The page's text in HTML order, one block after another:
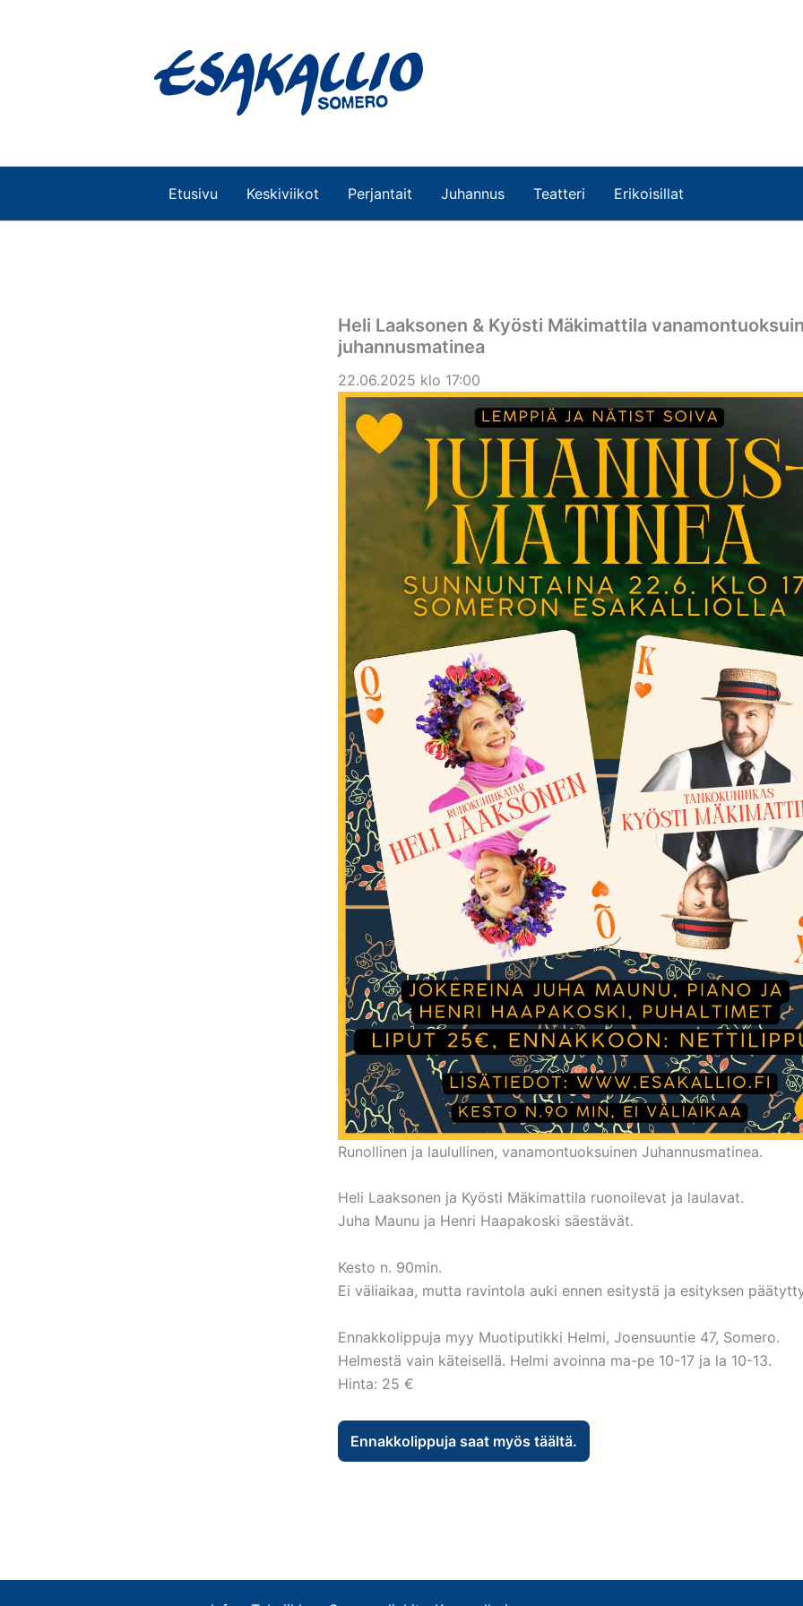
Etusivu Keskiviikot Perjantait Juhannus Teatteri Erikoisillat
Heli Laaksonen & Kyösti Mäkimattila
juhannusmatinea
22.06.2025 klo 17:00
Runollinen ja laulullinen, vanamontuoksuinen Juhannusmatinea.
Heli Laaksonen ja Kyösti Mäkimattila ruonoilevat ja laulavat.
Juha Maunu ja Henri Haapakoski säestävät.
Kesto n. 90min.
Ei väliaikaa, mutta ravintola auki ennen esitystä ja esityksen
Ennakkolippuja myy Muotiputikki Helmi, Joensuuntie 47, Somero.
Helmestä vain käteisellä. Helmi avoinna ma-pe 10-17 ja la 10-13.
Hinta: 25 €
Ennakkolippuja saat myös täältä.